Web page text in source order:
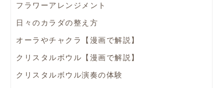
フラワーアレンジメント
日々のカラダの整え方
オーラやチャクラ【漫画で解説】
クリスタルボウル【漫画で解説】
クリスタルボウル演奏の体験